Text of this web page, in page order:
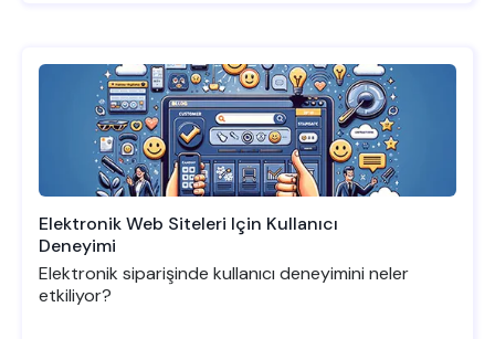
Elektronik Web Siteleri Için Kullanıcı
Deneyimi
Elektronik siparişinde kullanıcı deneyimini neler
etkiliyor?